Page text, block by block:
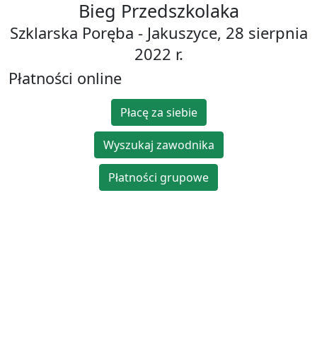
Bieg Przedszkolaka
Szklarska Poręba - Jakuszyce, 28 sierpnia
2022 r.
Płatności online